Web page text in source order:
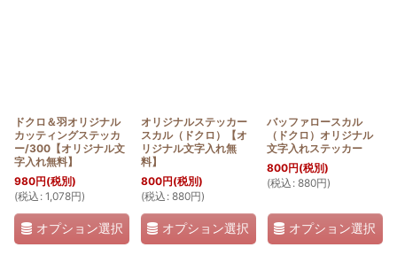
ドクロ＆羽オリジナル
カッティングステッカ
ー/300【オリジナル文
字入れ無料】
980円(税別)
(税込 : 1,078円)
オプション選択
オリジナルステッカー
スカル（ドクロ）【オ
リジナル文字入れ無
料】
800円(税別)
(税込 : 880円)
オプション選択
バッファロースカル
（ドクロ）オリジナル
文字入れステッカー
800円(税別)
(税込 : 880円)
オプション選択